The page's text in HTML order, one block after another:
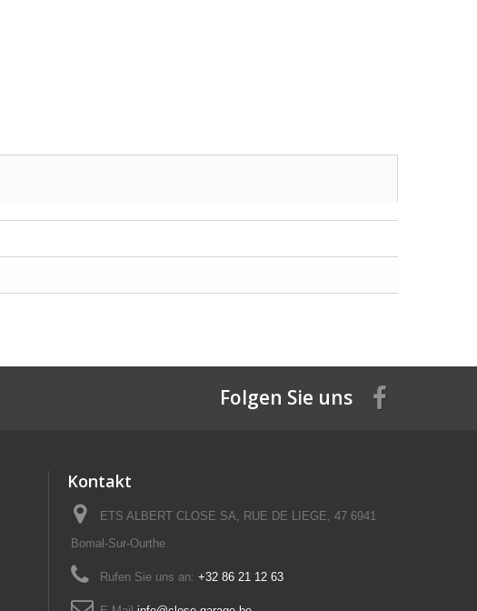
Folgen Sie uns
Kontakt
ETS ALBERT CLOSE SA, RUE DE LIEGE, 47 6941
Bomal-Sur-Ourthe
Rufen Sie uns an: +32 86 21 12 63